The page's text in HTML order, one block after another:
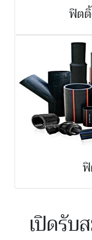
ฟิต
เปิดรับ